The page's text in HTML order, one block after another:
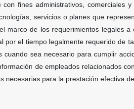
fines administrativos,
servicios o planes que
marco de los requerimientos legales
por el tiempo legalmente requerido de
sea necesario para cumplir
de empleados relacionados
necesarias para la prestación efectiva